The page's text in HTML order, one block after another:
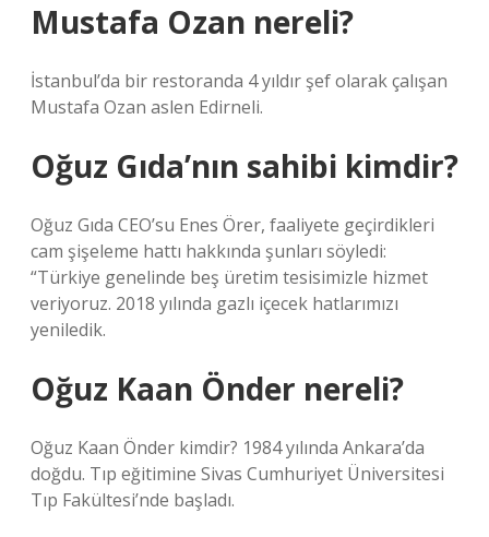
Mustafa Ozan nereli?
İstanbul’da bir restoranda 4 yıldır şef olarak çalışan
Mustafa Ozan aslen Edirneli.
Oğuz Gıda’nın sahibi kimdir?
Oğuz Gıda CEO’su Enes Örer, faaliyete geçirdikleri
cam şişeleme hattı hakkında şunları söyledi:
“Türkiye genelinde beş üretim tesisimizle hizmet
veriyoruz. 2018 yılında gazlı içecek hatlarımızı
yeniledik.
Oğuz Kaan Önder nereli?
Oğuz Kaan Önder kimdir? 1984 yılında Ankara’da
doğdu. Tıp eğitimine Sivas Cumhuriyet Üniversitesi
Tıp Fakültesi’nde başladı.